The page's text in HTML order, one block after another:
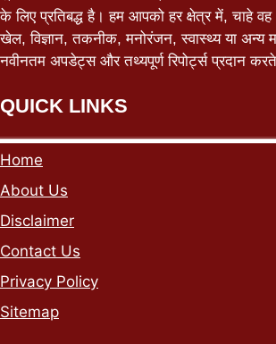
के लिए प्रतिबद्ध है। हम आपको हर क्षेत्र में, चाहे वह
खेल, विज्ञान, तकनीक, मनोरंजन, स्वास्थ्य या अन्य
नवीनतम अपडेट्स और तथ्यपूर्ण रिपोर्ट्स प्रदान
QUICK LINKS
Home
About Us
Disclaimer
Contact Us
Privacy Policy
Sitemap